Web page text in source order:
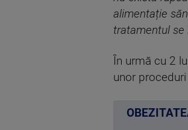
alimentație
tratamentul se
În urmă cu 2
unor